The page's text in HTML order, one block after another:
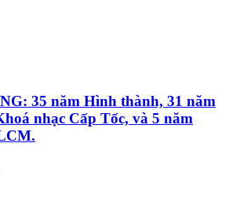
35 năm Hình thành, 31 năm
nhạc Cấp Tốc, và 5 năm